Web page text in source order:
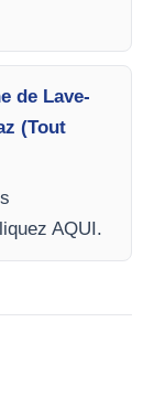
de Lave-
(Tout
AQUI.